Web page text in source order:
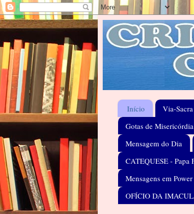
Início Via-Sacra
Gotas de Misericórdia
Mensagem do Dia
CATEQUESE - Papa
Mensagens em
OFÍCIO DA